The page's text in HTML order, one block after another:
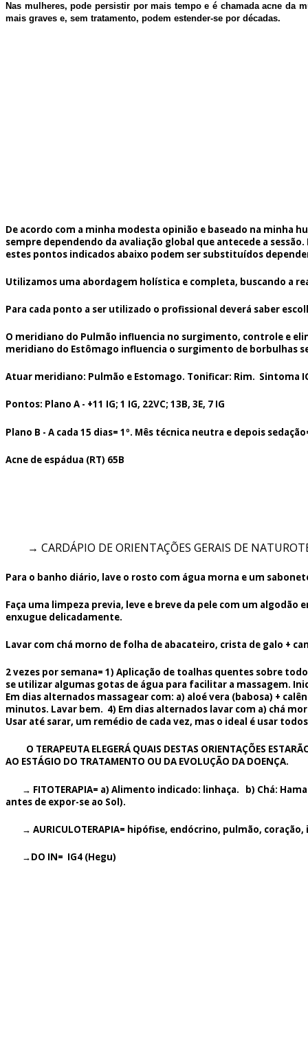
Nas mulheres, pode persistir por mais tempo e é chamada acne da
mais graves e, sem tratamento, podem estender-se por décadas.
De acordo com a minha modesta opinião e baseado na
sempre dependendo da avaliação global que antecede a
estes pontos indicados abaixo podem ser substituídos
Utilizamos uma abordagem holística e completa, buscando a
Para cada ponto a ser utilizado o profissional deverá saber
O meridiano do Pulmão influencia no surgimento, controle e
meridiano do Estômago influencia o surgimento de borbulhas
Atuar meridiano: Pulmão e Estomago. Tonificar: Rim. Sintoma
Pontos: Plano A - +11 IG; 1 IG, 22VC; 13B, 3E, 7 IG
Plano B - A cada 15 dias= 1º. Mês técnica neutra e depois
Acne de espádua (RT) 65B
→ CARDÁPIO DE ORIENTAÇÕES GERAIS DE
Para o banho diário, lave o rosto com água morna e um
Faça uma limpeza previa, leve e breve da pele com um
enxugue delicadamente.
Lavar com chá morno de folha de abacateiro, crista de galo +
2 vezes por semana= 1) Aplicação de toalhas quentes sobre
se utilizar algumas gotas de água para facilitar a massagem.
Em dias alternados massagear com: a) aloé vera (babosa) +
minutos. Lavar bem. 4) Em dias alternados lavar com a) chá
Usar até sarar, um remédio de cada vez, mas o ideal é usar
O TERAPEUTA ELEGERÁ QUAIS DESTAS ORIENTAÇÕES
AO ESTÁGIO DO TRATAMENTO OU DA EVOLUÇÃO DA DOENÇA.
→ FITOTERAPIA= a) Alimento indicado: linhaça. b) Chá:
antes de expor-se ao Sol).
→ AURICULOTERAPIA= hipófise, endócrino, pulmão,
→DO IN= IG4 (Hegu)